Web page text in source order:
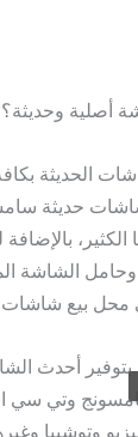
أصلية وحديثة؟
الحديثة
شاشات حديثة
وحامل الشاشة
محل بيع شاشات
بتوفير أحدث
سامسونج وتي
وتوشيبا